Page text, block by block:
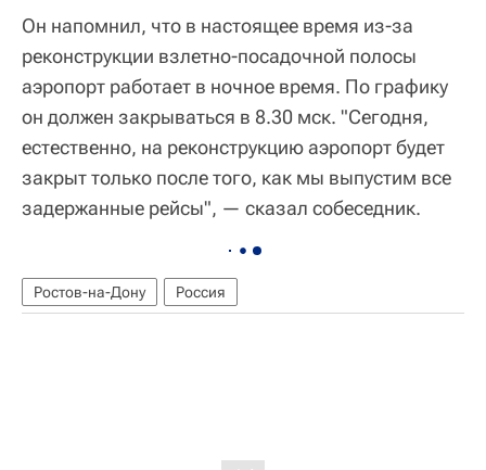
Он напомнил, что в настоящее время из-за
реконструкции взлетно-посадочной полосы
аэропорт работает в ночное время. По графику
он должен закрываться в 8.30 мск. "Сегодня,
естественно, на реконструкцию аэропорт будет
закрыт только после того, как мы выпустим все
задержанные рейсы", — сказал собеседник.
Ростов-на-Дону Россия